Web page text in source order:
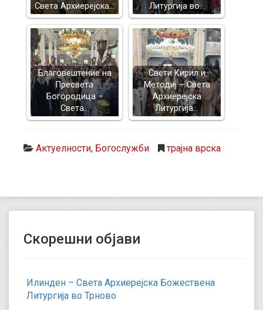
Света Архиерејска…
Литургија во…
Благовештение на
Пресвета
Богородица –
Света…
Свети Кирил и
Методиј – Света
Архиерејска
Литургија…
Актуелности, Богослужби трајна врска
Скорешни објави
Илинден – Света Архиерејска Божествена
Литургија во Трново